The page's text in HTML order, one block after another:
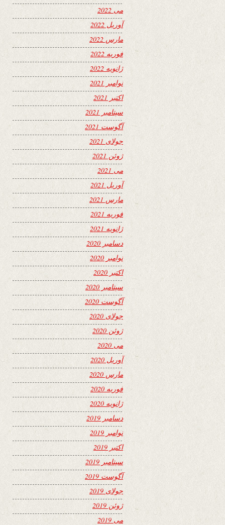
می 2022
آوریل 2022
مارس 2022
فوریه 2022
ژانویه 2022
نوامبر 2021
اکتبر 2021
سپتامبر 2021
آگوست 2021
جولای 2021
ژوئن 2021
می 2021
آوریل 2021
مارس 2021
فوریه 2021
ژانویه 2021
دسامبر 2020
نوامبر 2020
اکتبر 2020
سپتامبر 2020
آگوست 2020
جولای 2020
ژوئن 2020
می 2020
آوریل 2020
مارس 2020
فوریه 2020
ژانویه 2020
دسامبر 2019
نوامبر 2019
اکتبر 2019
سپتامبر 2019
آگوست 2019
جولای 2019
ژوئن 2019
می 2019